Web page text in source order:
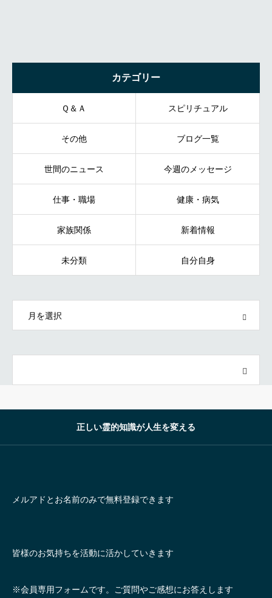
カテゴリー
Ｑ＆Ａ スピリチュアル
その他 ブログ一覧
世間のニュース 今週のメッセージ
仕事・職場 健康・病気
家族関係 新着情報
未分類 自分自身
正しい霊的知識が人生を変える
メルアドとお名前のみで無料登録できます
皆様のお気持ちを活動に活かしていきます
※会員専用フォームです。ご質問やご感想にお答えします